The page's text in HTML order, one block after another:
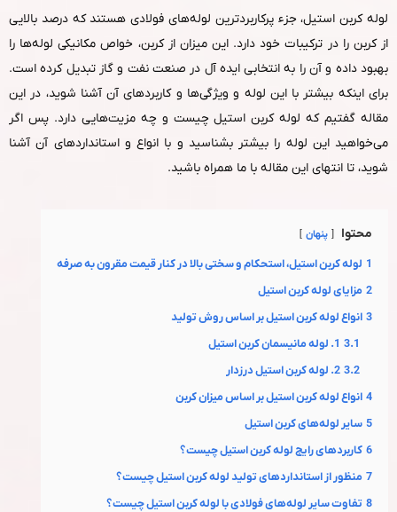
لوله کربن استیل، جزء پرکاربردترین لوله‌های فولادی هستند که درصد بالایی
از کربن را در ترکیبات خود دارد. این میزان از کربن، خواص مکانیکی لوله‌ها را
بهبود داده و آن را به انتخابی ایده آل در صنعت نفت و گاز تبدیل کرده است.
برای اینکه بیشتر با این لوله و ویژگی‌ها و کاربردهای آن آشنا شوید، در این
مقاله گفتیم که لوله کربن استیل چیست و چه مزیت‌هایی دارد. پس اگر
می‌خواهید این لوله را بیشتر بشناسید و با انواع و استانداردهای آن آشنا
شوید، تا انتهای این مقاله با ما همراه باشید.
محتوا پنهان
1 لوله کربن استیل، استحکام و سختی بالا در کنار قیمت مقرون‌ به‌ صرفه
2 مزایای لوله کربن استیل
3 انواع لوله کربن استیل بر اساس روش تولید
3.1 1. لوله مانیسمان کربن استیل
3.2 2. لوله کربن استیل درزدار
4 انواع لوله کربن استیل بر اساس میزان کربن
5 سایر لوله‌های کربن استیل
6 کاربردهای رایج لوله کربن استیل چیست؟
7 منظور از استانداردهای تولید لوله کربن استیل چیست؟
8 تفاوت سایر لوله‌های فولادی با لوله کربن استیل چیست؟